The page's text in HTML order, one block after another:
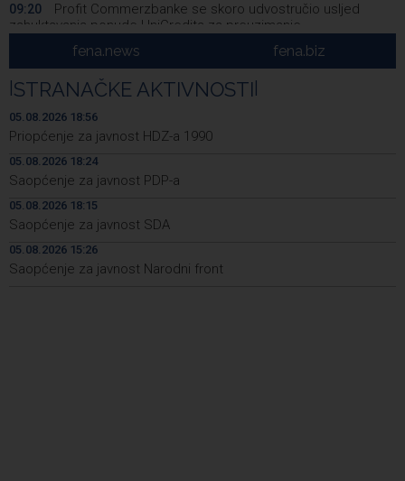
09:20
Profit Commerzbanke se skoro udvostručio usljed
zahuktavanja ponude UniCredita za preuzimanje
EUFOR izveo vježbu nedaleko od Foče, uoči vježbe 'Brzi
odgovor 2026'
09:10
Kantonalni ured Zenica jedini prikupio više poreza nego
prošle godine
09:09 Travnik: Noć robotike privukla veliki broj građana (VIDEO)
09:06
Više požara zabilježeno u HNŽ-u, vatrogasci i dalje na
08:59
Danas u BiH sunčano i vruće, temperature od 34 do 41
stepen
fena.news fena.biz
STRANAČKE AKTIVNOSTI
05.08.2026 18:56
Priopćenje za javnost HDZ-a 1990
05.08.2026 18:24
Saopćenje za javnost PDP-a
05.08.2026 18:15
Saopćenje za javnost SDA
05.08.2026 15:26
Saopćenje za javnost Narodni front